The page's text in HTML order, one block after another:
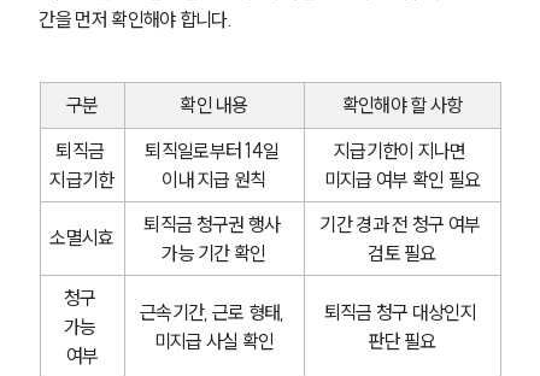
간을 먼저 확인해야 합니다.
구분 확인 내용
확인해야 할 사항
퇴직금
지급기한
퇴직일로부터 14일
이내 지급 원칙
지급기한이 지나면
미지급 여부 확인 필요
소멸시효
퇴직금 청구권 행사
가능 기간 확인
기간 경과 전 청구 여부
검토 필요
청구
가능
여부
근속기간, 근로 형태,
미지급 사실 확인
퇴직금 청구 대상인지
판단 필요